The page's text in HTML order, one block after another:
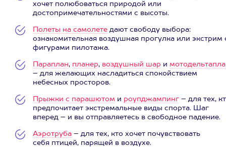
хочет полюбоваться природой или
достопримечательностями с высоты.
Полеты на самолете дают свободу выбора:
ознакомительная воздушная прогулка или экстрим
фигурами пилотажа.
Параплан, планер, воздушный шар и
– для желающих насладиться спокойствием
небесных просторов.
Прыжки с парашютом и роупджампинг – для тех,
предпочитает экстремальные виды спорта. Шаг
вперед – и вы отправляетесь в свободное падение.
Аэротруба – для тех, кто хочет почувствовать
себя птицей, парящей в воздухе.